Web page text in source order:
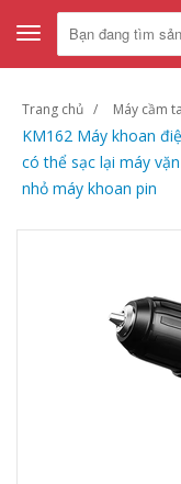
Toggle
navigation
Trang chủ Máy cầm
KM162 Máy khoan
có thể sạc lại máy
nhỏ máy khoan pin